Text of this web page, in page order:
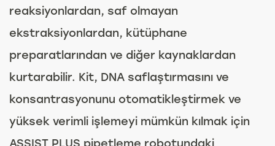
reaksiyonlardan, saf olmayan
ekstraksiyonlardan, kütüphane
preparatlarından ve diğer kaynaklardan
kurtarabilir. Kit, DNA saflaştırmasını ve
konsantrasyonunu otomatikleştirmek ve
yüksek verimli işlemeyi mümkün kılmak için
ASSIST PLUS pipetleme robotundaki